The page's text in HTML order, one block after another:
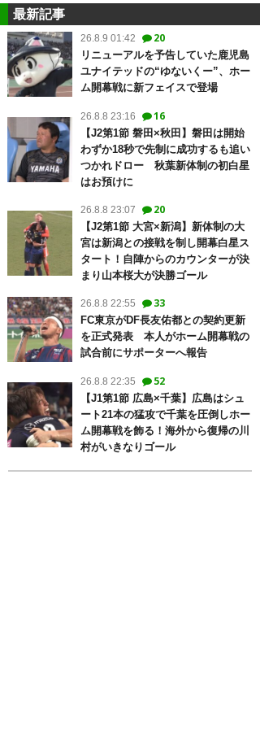
最新記事
26.8.9 01:42 20
リニューアルを予告していた鹿児島
ユナイテッドの“ゆないくー”、ホー
ム開幕戦に新フェイスで登場
26.8.8 23:16 16
【J2第1節 磐田×秋田】磐田は開始
わずか18秒で先制に成功するも追い
つかれドロー 秋葉新体制の初白星
はお預けに
26.8.8 23:07 20
【J2第1節 大宮×新潟】新体制の大
宮は新潟との接戦を制し開幕白星ス
タート！自陣からのカウンターが決
まり山本桜大が決勝ゴール
26.8.8 22:55 33
FC東京がDF長友佑都との契約更新
を正式発表 本人がホーム開幕戦の
試合前にサポーターへ報告
26.8.8 22:35 52
【J1第1節 広島×千葉】広島はシュ
ート21本の猛攻で千葉を圧倒しホー
ム開幕戦を飾る！海外から復帰の川
村がいきなりゴール